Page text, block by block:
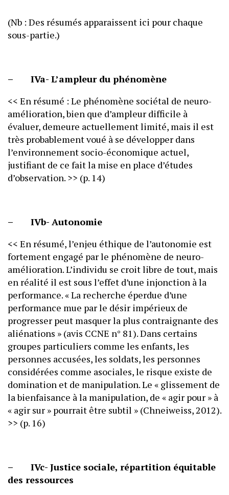
(Nb : Des résumés apparaissent ici pour chaque
sous-partie.)
– IVa- L’ampleur du phénomène
<< En résumé : Le phénomène sociétal de neuro-
amélioration, bien que d’ampleur difficile à
évaluer, demeure actuellement limité, mais il est
très probablement voué à se développer dans
l’environnement socio-économique actuel,
justifiant de ce fait la mise en place d’études
d’observation. >> (p. 14)
– IVb- Autonomie
<< En résumé, l’enjeu éthique de l’autonomie est
fortement engagé par le phénomène de neuro-
amélioration. L’individu se croit libre de tout, mais
en réalité il est sous l’effet d’une injonction à la
performance. « La recherche éperdue d’une
performance mue par le désir impérieux de
progresser peut masquer la plus contraignante des
aliénations » (avis CCNE n° 81). Dans certains
groupes particuliers comme les enfants, les
personnes accusées, les soldats, les personnes
considérées comme asociales, le risque existe de
domination et de manipulation. Le « glissement de
la bienfaisance à la manipulation, de « agir pour » à
« agir sur » pourrait être subtil » (Chneiweiss, 2012).
>> (p. 16)
– IVc- Justice sociale, répartition équitable
des ressources